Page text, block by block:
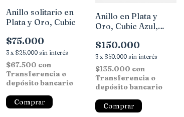
Anillo solitario en
Plata y Oro, Cubic
$75.000
3 x $25.000 sin interés
$67.500 con
Transferencia o
depósito bancario
Comprar
Anillo en Plata y
Oro, Cubic Azul,
$150.000
3 x $50.000 sin interés
$135.000 con
Transferencia o
depósito bancario
Comprar